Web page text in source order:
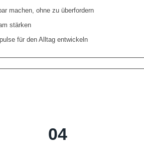
machen, ohne zu überfordern
stärken
für den Alltag entwickeln
04